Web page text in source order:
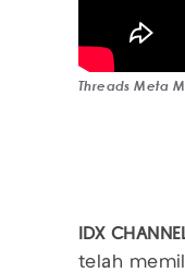
Threads Meta
IDX
telah